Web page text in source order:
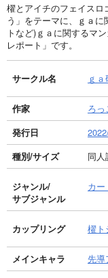
櫂とアイチのフェイスロ
う」をテーマに、ｇａ
トなど)ｇａに関するマ
レポート」です。
サークル名 ｇ
作家 ろっ
発行日
種別/サイズ
同
ジャンル/
サブジャンル
カ
カップリング 櫂ト
メインキャラ 先導